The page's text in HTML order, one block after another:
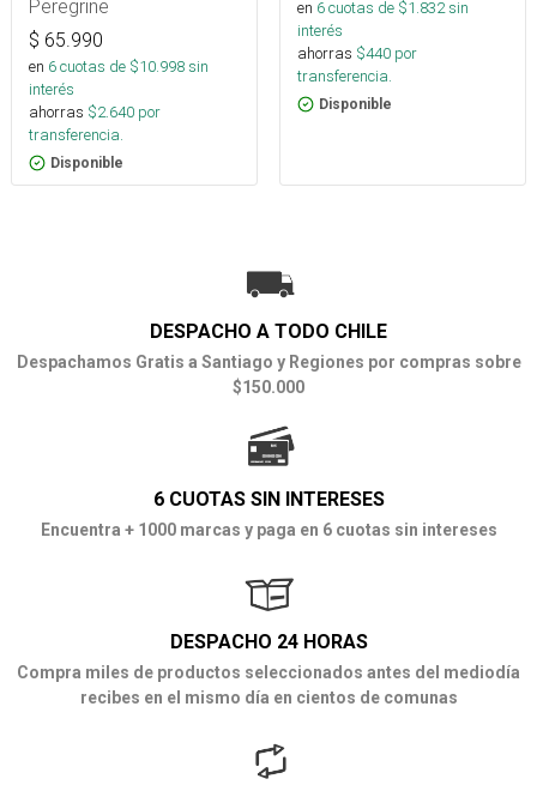
Peregrine
$ 65.990
en 6cuotas de $10.998sin
interés
ahorras $2.640 por
transferencia.
Disponible
en 6cuotas de $1.832sin
interés
ahorras $440 por
transferencia.
Disponible
DESPACHO A TODO CHILE
Despachamos Gratis a Santiago y Regiones por compras sobre
$150.000
6 CUOTAS SIN INTERESES
Encuentra + 1000 marcas y paga en 6 cuotas sin intereses
DESPACHO 24 HORAS
Compra miles de productos seleccionados antes del mediodía
recibes en el mismo día en cientos de comunas